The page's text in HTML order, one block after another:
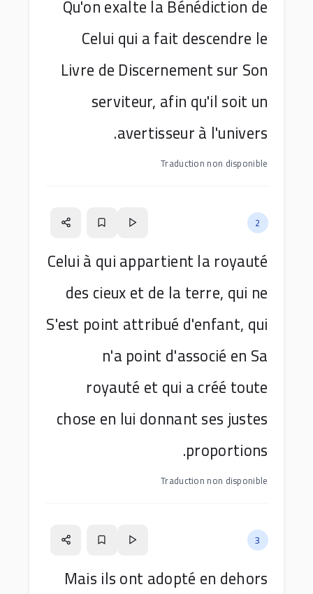
Qu'on exalte la Bénédiction de
Celui qui a fait descendre le
Livre de Discernement sur Son
serviteur, afin qu'il soit un
avertisseur à l'univers.
Traduction non disponible
2
Celui à qui appartient la royauté
des cieux et de la terre, qui ne
S'est point attribué d'enfant, qui
n'a point d'associé en Sa
royauté et qui a créé toute
chose en lui donnant ses justes
proportions.
Traduction non disponible
3
Mais ils ont adopté en dehors